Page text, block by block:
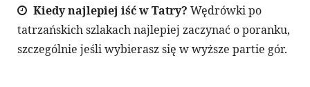
Kiedy najlepiej iść w Tatry? Wędrówki po
tatrzańskich szlakach najlepiej zaczynać o poranku,
szczególnie jeśli wybierasz się w wyższe partie gór.